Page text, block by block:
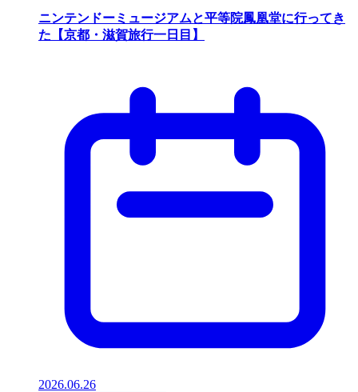
ニンテンドーミュージアムと平等院鳳凰堂に行ってき
た【京都・滋賀旅行一日目】
2026.06.26